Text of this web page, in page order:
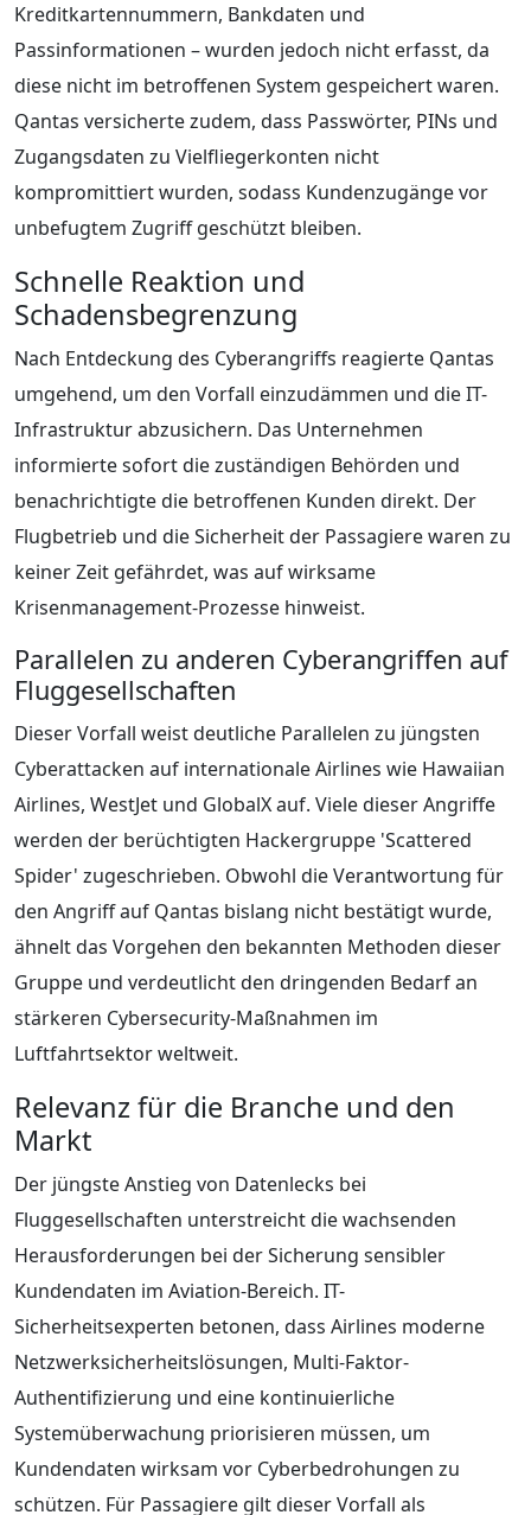
Kreditkartennummern, Bankdaten und
Passinformationen – wurden jedoch nicht erfasst, da
diese nicht im betroffenen System gespeichert waren.
Qantas versicherte zudem, dass Passwörter, PINs und
Zugangsdaten zu Vielfliegerkonten nicht
kompromittiert wurden, sodass Kundenzugänge vor
unbefugtem Zugriff geschützt bleiben.
Schnelle Reaktion und
Schadensbegrenzung
Nach Entdeckung des Cyberangriffs reagierte Qantas
umgehend, um den Vorfall einzudämmen und die IT-
Infrastruktur abzusichern. Das Unternehmen
informierte sofort die zuständigen Behörden und
benachrichtigte die betroffenen Kunden direkt. Der
Flugbetrieb und die Sicherheit der Passagiere waren zu
keiner Zeit gefährdet, was auf wirksame
Krisenmanagement-Prozesse hinweist.
Parallelen zu anderen Cyberangriffen auf
Fluggesellschaften
Dieser Vorfall weist deutliche Parallelen zu jüngsten
Cyberattacken auf internationale Airlines wie Hawaiian
Airlines, WestJet und GlobalX auf. Viele dieser Angriffe
werden der berüchtigten Hackergruppe 'Scattered
Spider' zugeschrieben. Obwohl die Verantwortung für
den Angriff auf Qantas bislang nicht bestätigt wurde,
ähnelt das Vorgehen den bekannten Methoden dieser
Gruppe und verdeutlicht den dringenden Bedarf an
stärkeren Cybersecurity-Maßnahmen im
Luftfahrtsektor weltweit.
Relevanz für die Branche und den
Markt
Der jüngste Anstieg von Datenlecks bei
Fluggesellschaften unterstreicht die wachsenden
Herausforderungen bei der Sicherung sensibler
Kundendaten im Aviation-Bereich. IT-
Sicherheitsexperten betonen, dass Airlines moderne
Netzwerksicherheitslösungen, Multi-Faktor-
Authentifizierung und eine kontinuierliche
Systemüberwachung priorisieren müssen, um
Kundendaten wirksam vor Cyberbedrohungen zu
schützen. Für Passagiere gilt dieser Vorfall als